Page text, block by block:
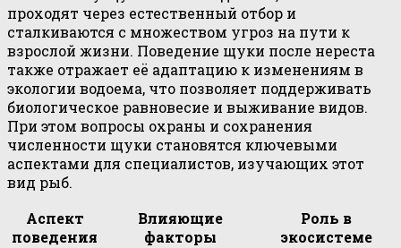
проходят через естественный отбор и
сталкиваются с множеством угроз на пути к
взрослой жизни. Поведение щуки после нереста
также отражает её адаптацию к изменениям в
экологии водоема, что позволяет поддерживать
биологическое равновесие и выживание видов.
При этом вопросы охраны и сохранения
численности щуки становятся ключевыми
аспектами для специалистов, изучающих этот
вид рыб.
Аспект
поведения
Влияющие
факторы
Роль в
экосистеме